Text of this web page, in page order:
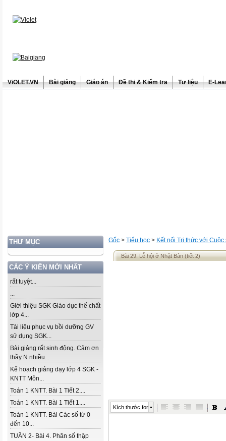
ViOLET.VN Bài giảng Giáo án Đề thi & Kiểm tra Tư liệu E-
THƯ MỤC
CÁC Ý KIẾN MỚI NHẤT
rất tuyệt...
...
Giới thiệu SGK Giáo dục thể chất
lớp 4...
Tài liệu phục vụ bồi dưỡng GV
sử dụng SGK...
Bài giảng rất sinh động. Cảm ơn
thầy N nhiều...
Kế hoạch giảng dạy lớp 4 SGK -
KNTT Môn...
Toán 1 KNTT. Bài 1 Tiết 2....
Toán 1 KNTT. Bài 1 Tiết 1....
Toán 1 KNTT. Bài Các số từ 0
đến 10...
TUẦN 2- Bài 4. Phân số thập
Gốc > Tiểu học > Kết nối Tri thức với Cuộc
Bài 29. Lễ hội ở Nhật Bản (tiết 2)
Kích thước font